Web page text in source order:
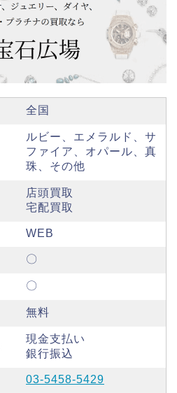
全国
ルビー、エメラルド、サ
ファイア、オパール、真
珠、その他
店頭買取
宅配買取
WEB
〇
〇
無料
現金支払い
銀行振込
03-5458-5429